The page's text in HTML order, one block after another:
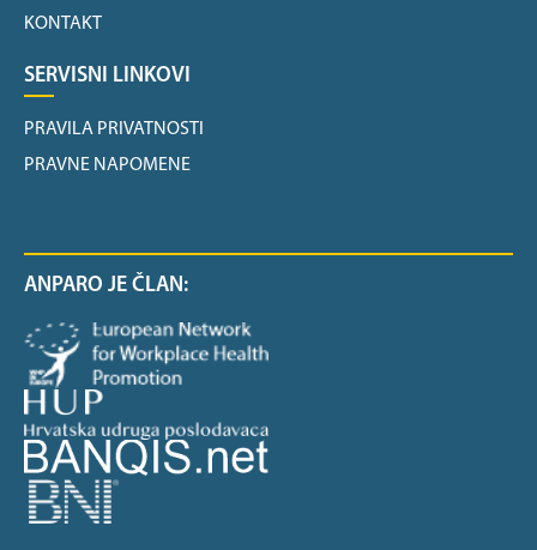
KONTAKT
SERVISNI LINKOVI
PRAVILA PRIVATNOSTI
PRAVNE NAPOMENE
ANPARO JE ČLAN: